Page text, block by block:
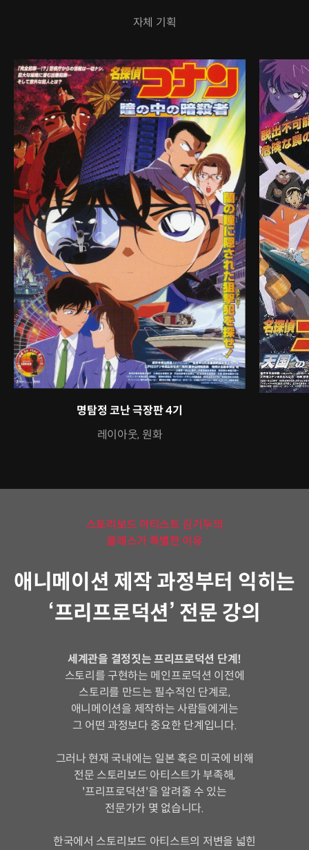
자체 기획
명탐정 코난 극장판 4기
레이아웃, 원화
스토리보드 아티스트 김기두의
클래스가 특별한 이유
애니메이션 제작 과정부터 익히는
‘프리프로덕션’ 전문 강의
세계관을 결정짓는 프리프로덕션 단계!
스토리를 구현하는 메인프로덕션 이전에
스토리를 만드는 필수적인 단계로,
애니메이션을 제작하는 사람들에게는
그 어떤 과정보다 중요한 단계입니다.
그러나 현재 국내에는 일본 혹은 미국에 비해
전문 스토리보드 아티스트가 부족해,
'프리프로덕션'을 알려줄 수 있는
전문가가 몇 없습니다.
한국에서 스토리보드 아티스트의 저변을 넓힌